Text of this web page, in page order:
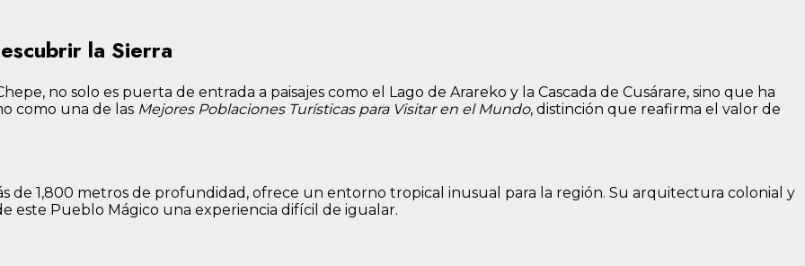
la Sierra
no solo es puerta de entrada a paisajes como el Lago de Arareko y la Cascada de Cusárare, sino que ha
como una de las Mejores Poblaciones Turísticas para Visitar en el Mundo, distinción que reafirma el valor de
de 1,800 metros de profundidad, ofrece un entorno tropical inusual para la región. Su arquitectura colonial y
este Pueblo Mágico una experiencia difícil de igualar.